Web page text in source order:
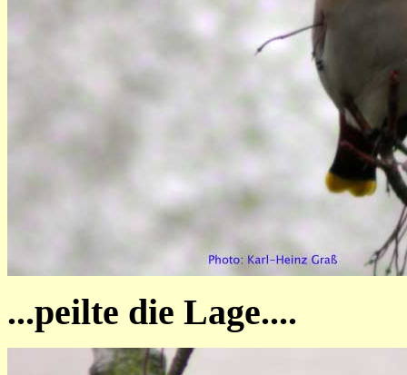
...peilte die Lage....